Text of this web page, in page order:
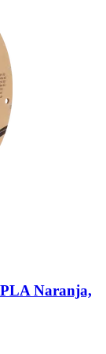
Naranja,